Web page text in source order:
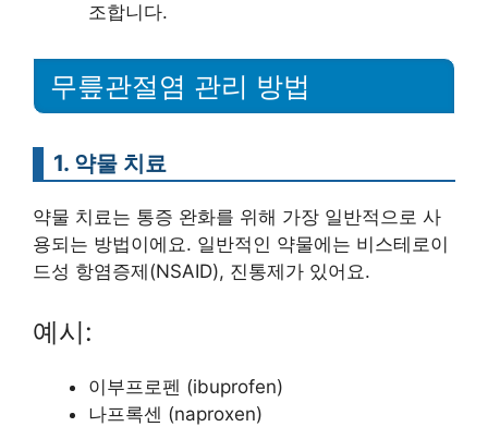
조합니다.
무릎관절염 관리 방법
1. 약물 치료
약물 치료는 통증 완화를 위해 가장 일반적으로 사
용되는 방법이에요. 일반적인 약물에는 비스테로이
드성 항염증제(NSAID), 진통제가 있어요.
예시:
이부프로펜 (ibuprofen)
나프록센 (naproxen)